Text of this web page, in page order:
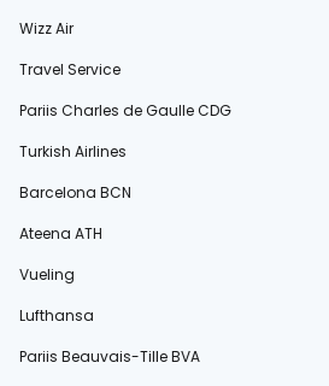
Wizz Air
Travel Service
Pariis Charles de Gaulle CDG
Turkish Airlines
Barcelona BCN
Ateena ATH
Vueling
Lufthansa
Pariis Beauvais-Tille BVA